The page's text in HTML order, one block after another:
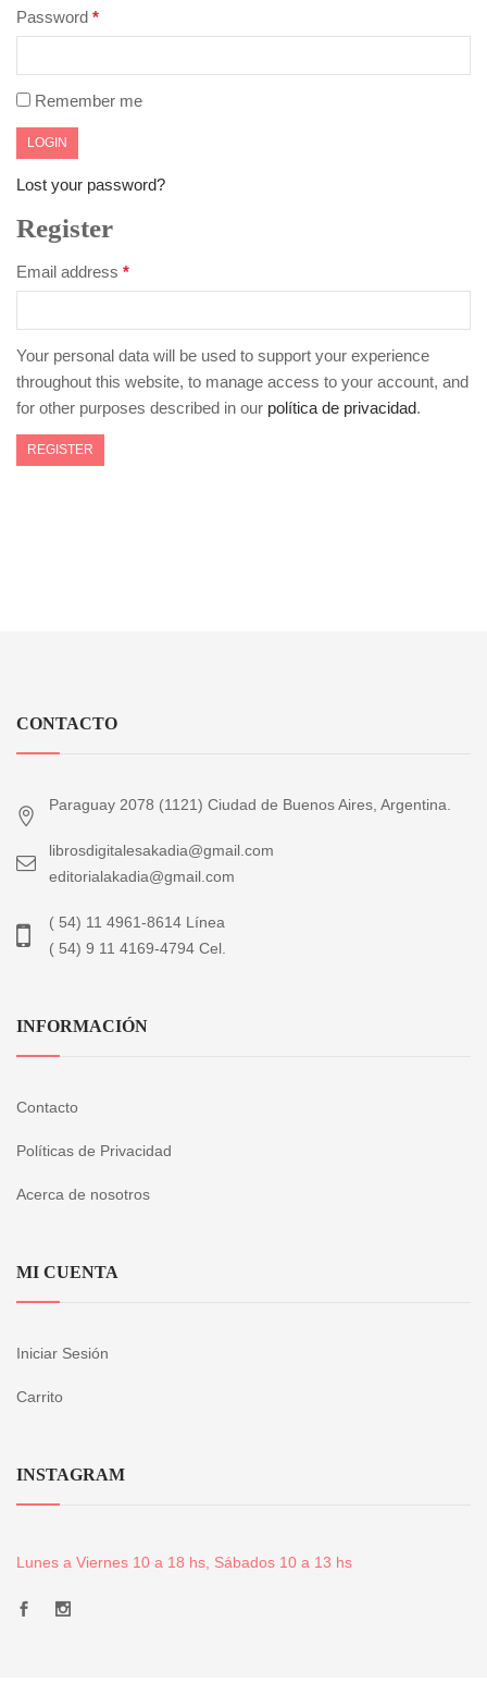
Password *
Remember me
Lost your password?
Register
Email address *
Your personal data will be used to support your experience
throughout this website, to manage access to your account, and
for other purposes described in our política de privacidad.
CONTACTO
Paraguay 2078 (1121) Ciudad de Buenos Aires, Argentina.
librosdigitalesakadia@gmail.com
editorialakadia@gmail.com
( 54) 11 4961-8614 Línea
( 54) 9 11 4169-4794 Cel.
INFORMACIÓN
Contacto
Políticas de Privacidad
Acerca de nosotros
MI CUENTA
Iniciar Sesión
Carrito
INSTAGRAM
Lunes a Viernes 10 a 18 hs, Sábados 10 a 13 hs